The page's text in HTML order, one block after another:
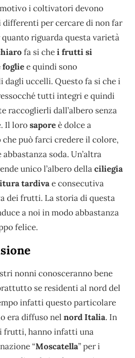
i coltivatori devono
per cercare di non far
riguarda questa varietà
fa si chei frutti si
e quindi sono
uccelli. Questo fa si che i
tutti integri e quindi
raccoglierli dall’albero senza
Il lorosaporeè dolce a
può farci credere il colore,
abbastanza soda. Un’altra
unico l’albero dellaciliegia
tardivae consecutiva
dei frutti. La storia di questa
a noi in modo abbastanza
felice.
nonni conosceranno bene
se residenti al nord del
infatti questo particolare
era diffuso nel nord Italia. In
i frutti, hanno infatti una
“Moscatella” per i